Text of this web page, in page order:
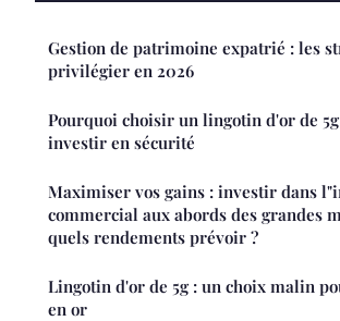
Gestion de patrimoine expatrié : les
privilégier en 2026
Pourquoi choisir un lingotin d'or de
investir en sécurité
Maximiser vos gains : investir dans
commercial aux abords des grandes
quels rendements prévoir ?
Lingotin d'or de 5g : un choix malin
en or